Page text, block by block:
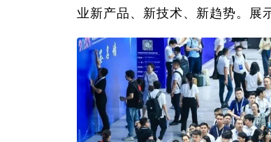
业新产品、新技术、新趋势。展